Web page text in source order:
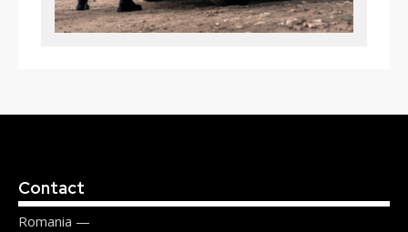
Contact
Romania —